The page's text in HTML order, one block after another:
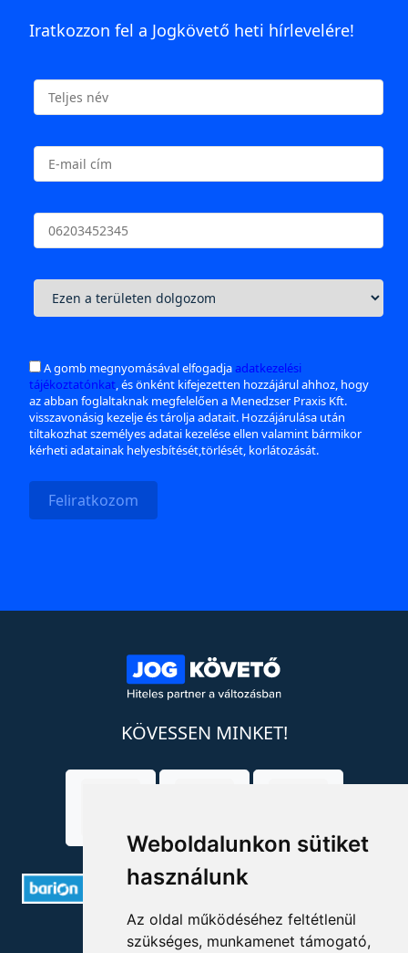
Weboldalunkon sütiket
használunk
Az oldal működéséhez feltétlenül
szükséges, munkamenet támogató,
Iratkozzon fel a Jogkövető heti hírlevelére!
A gomb megnyomásával elfogadjaadatkezelési
tájékoztatónkat, és önként kifejezetten hozzájárul ahhoz, hogy
az abban foglaltaknak megfelelően a Menedzser Praxis Kft.
visszavonásig kezelje és tárolja adatait. Hozzájárulása után
tiltakozhat személyes adatai kezelése ellen valamint bármikor
kérheti adatainak helyesbítését,törlését, korlátozását.
Feliratkozom
KÖVESSEN MINKET!
ELÉRHETŐSÉGEK